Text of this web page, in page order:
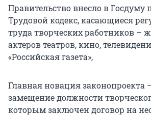
Правительство внесло в Госдуму
Трудовой кодекс, касающиеся
труда творческих работников –
актеров театров, кино,
«Российская газета»,
Главная новация законопроекта
замещение должности
которым заключен договор на